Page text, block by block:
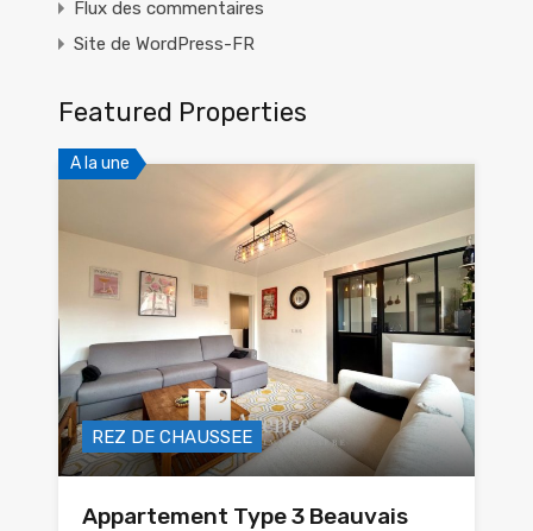
Flux des commentaires
Site de WordPress-FR
Featured Properties
A la une
REZ DE CHAUSSEE
Appartement Type 3 Beauvais